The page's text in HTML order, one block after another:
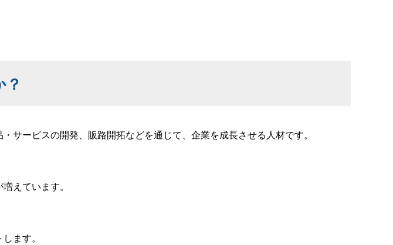
サービスの開発、販路開拓などを通じて、企業を成長させる人材です。
えています。
ます。